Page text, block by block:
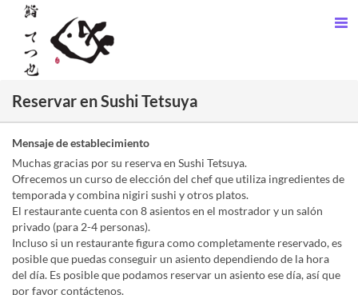
Reservar en Sushi Tetsuya
Mensaje de establecimiento
Muchas gracias por su reserva en Sushi Tetsuya.
Ofrecemos un curso de elección del chef que utiliza ingredientes de
temporada y combina nigiri sushi y otros platos.
El restaurante cuenta con 8 asientos en el mostrador y un salón
privado (para 2-4 personas).
Incluso si un restaurante figura como completamente reservado, es
posible que puedas conseguir un asiento dependiendo de la hora
del día. Es posible que podamos reservar un asiento ese día, así que
por favor contáctenos.